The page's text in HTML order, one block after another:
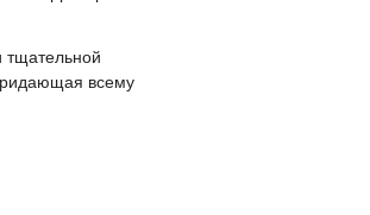
тщательной
всему